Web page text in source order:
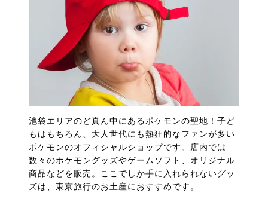
池袋エリアのど真ん中にあるポケモンの聖地！子ど
もはもちろん、大人世代にも熱狂的なファンが多い
ポケモンのオフィシャルショップです。店内では
数々のポケモングッズやゲームソフト、オリジナル
商品などを販売。ここでしか手に入れられないグッ
ズは、東京旅行のお土産におすすめです。